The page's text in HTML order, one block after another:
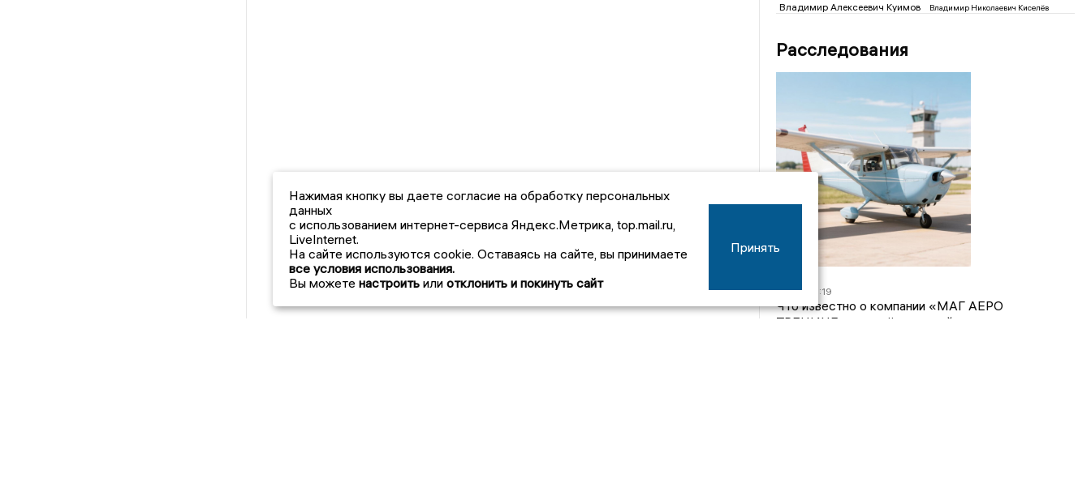
Владимир Алексеевич Куимов Владимир Николаевич Киселёв
Расследования
07/08 16:19
Что известно о компании «МАГ АЕРО
ТРЕНИНГ», самолёт которой потерпел крушение
Нажимая кнопку вы даете согласие на обработку персональных
данных
с использованием интернет-сервиса Яндекс.Метрика, top.mail.ru,
LiveInternet.
На сайте используются cookie. Оставаясь на сайте, вы принимаете
все условия использования.
Вы можете настроить или отклонить и покинуть сайт
Принять